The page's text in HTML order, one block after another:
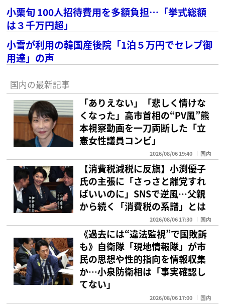
小栗旬 100人招待費用を多額負担…「挙式総額
は３千万円超」
小雪が利用の韓国産後院「1泊５万円でセレブ御
用達」の声
国内の最新記事
「ありえない」「悲しく情けな
くなった」高市首相の“PV風”熊
本視察動画を一刀両断した「立
憲女性議員コンビ」
2026/08/06 19:40 国内
【消費税減税に反旗】小渕優子
氏の主張に「さっさと離党すれ
ばいいのに」SNSで逆風…父親
から続く「消費税の系譜」とは
2026/08/06 17:30 国内
《過去には“違法監視”で国敗訴
も》自衛隊「現地情報隊」が市
民の思想や性的指向を情報収集
か…小泉防衛相は「事実確認し
てない」
2026/08/06 17:00 国内